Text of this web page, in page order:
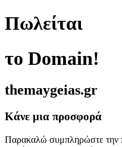
Πωλείται
το Domain!
themaygeias.gr
Κάνε μια προσφορά
Παρακαλώ συμπληρώστε την